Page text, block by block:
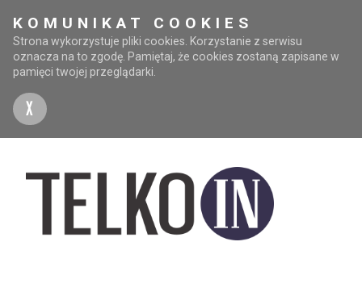
KOMUNIKAT COOKIES
Strona wykorzystuje pliki cookies. Korzystanie z serwisu
oznacza na to zgodę. Pamiętaj, że cookies zostaną zapisane w
pamięci twojej przeglądarki.
X